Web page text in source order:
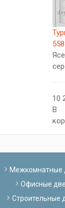
10
В
Межкомнатные
Офисные
Строительные